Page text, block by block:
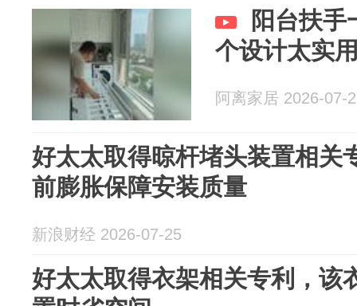
阳台扶手
个设计太实
阿离家居 2026-07-
好太太取得晾杆堵头装置相关
前膨胀保障安装质量
新浪财经 2026-07-25
好太太取得衣架相关专利，该